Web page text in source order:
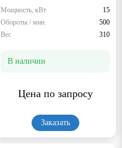
Мощность, кВт
15
Обороты / мин.
500
Вес
310
В наличии
Цена по запросу
Заказать